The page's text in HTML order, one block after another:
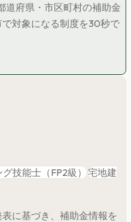
道府県・市区町村の補助金
対象になる制度を30秒で
技能士（FP2級）宅地建
に基づき、補助金情報を